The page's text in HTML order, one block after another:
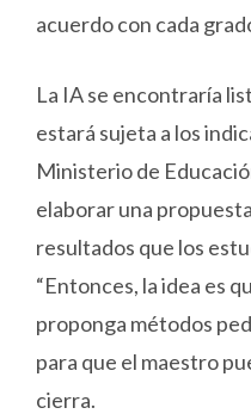
acuerdo con cada
La IA se encontraría
estará sujeta a los
Ministerio de
elaborar una
resultados que los
“Entonces, la idea es
proponga métodos
para que el maestro
cierra.